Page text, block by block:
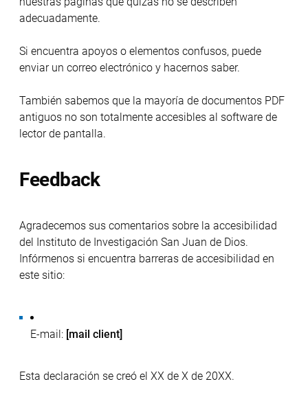
adecuadamente.
Si encuentra apoyos o elementos confusos, puede
enviar un correo electrónico y hacernos saber.
También sabemos que la mayoría de documentos PDF
antiguos no son totalmente accesibles al software de
lector de pantalla.
Feedback
Agradecemos sus comentarios sobre la accesibilidad
del Instituto de Investigación San Juan de Dios.
Infórmenos si encuentra barreras de accesibilidad en
este sitio:
E-mail: [mail client]
Esta declaración se creó el XX de X de 20XX.